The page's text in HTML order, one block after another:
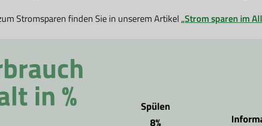
Stromsparen finden Sie in unserem Artikel„Strom sparen im